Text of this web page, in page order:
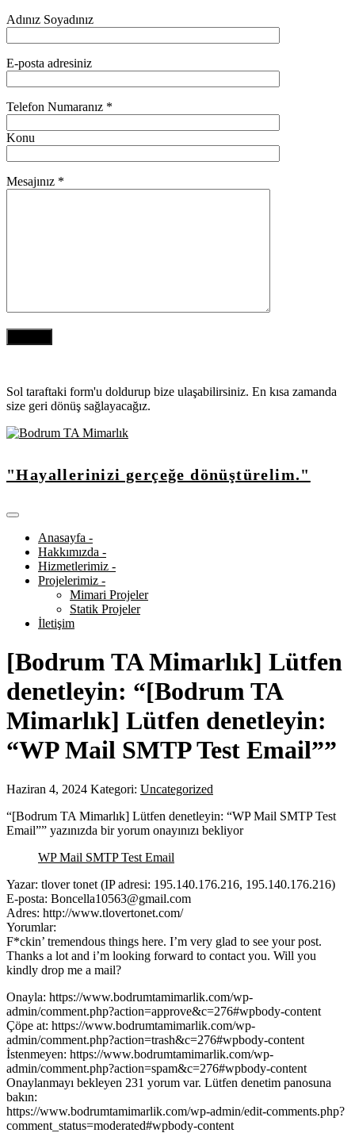
Adınız Soyadınız
E-posta adresiniz
Telefon Numaranız *
Konu
Mesajınız *
Sol taraftaki form'u doldurup bize ulaşabilirsiniz. En kısa zamanda
size geri dönüş sağlayacağız.
"Hayallerinizi gerçeğe dönüştürelim."
Anasayfa -
Hakkımızda -
Hizmetlerimiz -
Projelerimiz -
Mimari Projeler
Statik Projeler
İletişim
[Bodrum TA Mimarlık] Lütfen
denetleyin: “[Bodrum TA
Mimarlık] Lütfen denetleyin:
“WP Mail SMTP Test Email””
Haziran 4, 2024 Kategori: Uncategorized
“[Bodrum TA Mimarlık] Lütfen denetleyin: “WP Mail SMTP Test
Email”” yazınızda bir yorum onayınızı bekliyor
WP Mail SMTP Test Email
Yazar: tlover tonet (IP adresi: 195.140.176.216, 195.140.176.216)
E-posta: Boncella10563@gmail.com
Adres: http://www.tlovertonet.com/
Yorumlar:
F*ckin’ tremendous things here. I’m very glad to see your post.
Thanks a lot and i’m looking forward to contact you. Will you
kindly drop me a mail?
Onayla: https://www.bodrumtamimarlik.com/wp-
admin/comment.php?action=approve&c=276#wpbody-content
Çöpe at: https://www.bodrumtamimarlik.com/wp-
admin/comment.php?action=trash&c=276#wpbody-content
İstenmeyen: https://www.bodrumtamimarlik.com/wp-
admin/comment.php?action=spam&c=276#wpbody-content
Onaylanmayı bekleyen 231 yorum var. Lütfen denetim panosuna
bakın:
https://www.bodrumtamimarlik.com/wp-admin/edit-comments.php?
comment_status=moderated#wpbody-content